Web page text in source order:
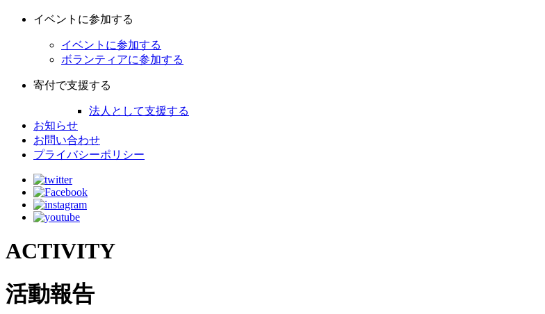
イベントに参加する
イベントに参加する
ボランティアに参加する
寄付で支援する
法人として支援する
お知らせ
お問い合わせ
プライバシーポリシー
ACTIVITY
活動報告